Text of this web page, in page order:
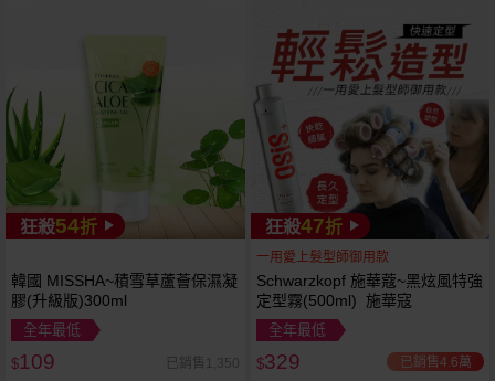
狂殺54折
韓國 MISSHA~積雪草蘆薈保濕凝
膠(升級版)300ml
全年最低
$109 已銷售1,350
狂殺47折
一用愛上髮型師御用款
Schwarzkopf 施華蔻~黑炫風特強
定型霧(500ml) 施華寇
全年最低
$329 已銷售4.6萬